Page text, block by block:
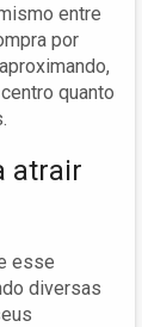
entre
por
quanto
atrair
esse
diversas